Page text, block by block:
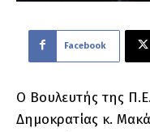
Facebook
Ο Βουλευτής της
Δημοκρατίας κ.